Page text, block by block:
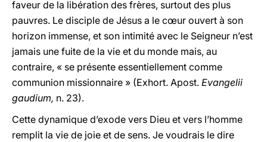
faveur de la libération des frères, surtout des plus
pauvres. Le disciple de Jésus a le cœur ouvert à son
horizon immense, et son intimité avec le Seigneur n’est
jamais une fuite de la vie et du monde mais, au
contraire, « se présente essentiellement comme
communion missionnaire » (Exhort. Apost. Evangelii
gaudium, n. 23).
Cette dynamique d’exode vers Dieu et vers l’homme
remplit la vie de joie et de sens. Je voudrais le dire